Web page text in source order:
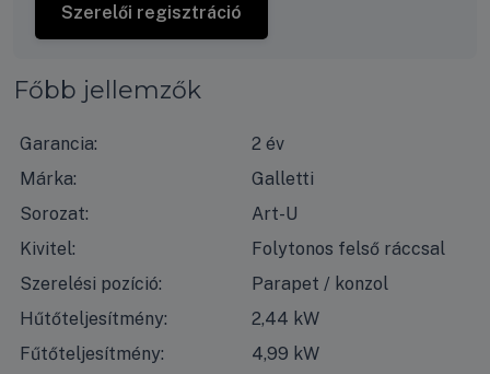
Szerelői regisztráció
Főbb jellemzők
Garancia:
2 év
Márka:
Galletti
Sorozat:
Art-U
Kivitel:
Folytonos felső ráccsal
Szerelési pozíció:
Parapet / konzol
Hűtőteljesítmény:
2,44 kW
Fűtőteljesítmény:
4,99 kW